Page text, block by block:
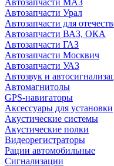
Автозапчасти МАЗ
Автозапчасти Урал
Автозапчасти для
Автозапчасти ВАЗ, ОКА
Автозапчасти ГАЗ
Автозапчасти Москвич
Автозапчасти УАЗ
Автозвук и
Автомагнитолы
GPS-навигаторы
Аксессуары для установки
Акустические системы
Акустические полки
Видеорегистраторы
Рации автомобильные
Сигнализации